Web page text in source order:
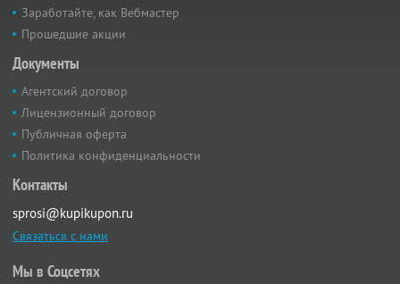
Заработайте, как Вебмастер
Прошедшие акции
Документы
Агентский договор
Лицензионный договор
Публичная оферта
Политика конфиденциальности
Контакты
sprosi@kupikupon.ru
Связаться с нами
Мы в Соцсетях